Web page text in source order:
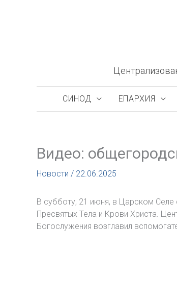
СИНОД ЕПАРХИЯ
Видео:
Новости / 22.06.2025
В субботу, 21 июня, в Царском Селе
Пресвятых Тела и Крови Христа.
Богослужения возглавил